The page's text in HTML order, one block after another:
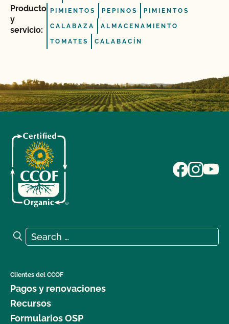
Producto
y
servicio:
PIMIENTOS PEPINOS PIMIENTOS
CALABAZA ALMACENAMIENTO
TOMATES CALABACÍN
Search for:
Search
Clientes del CCOF
Pagos y renovaciones
Recursos
Formularios OSP